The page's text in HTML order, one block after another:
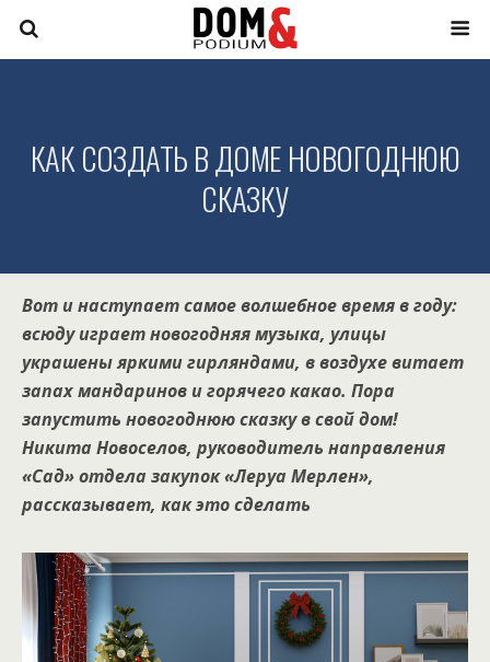
КАК СОЗДАТЬ В ДОМЕ НОВОГОДНЮЮ
СКАЗКУ
Вот и наступает самое волшебное время в году:
всюду играет новогодняя музыка, улицы
украшены яркими гирляндами, в воздухе витает
запах мандаринов и горячего какао. Пора
запустить новогоднюю сказку в свой дом!
Никита Новоселов, руководитель направления
«Сад» отдела закупок «Леруа Мерлен»,
рассказывает, как это сделать